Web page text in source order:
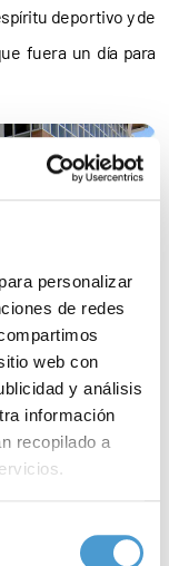
personalizar
de redes
web con
y análisis
información
recopilado a
deportivo y de
fuera un día para
fotos